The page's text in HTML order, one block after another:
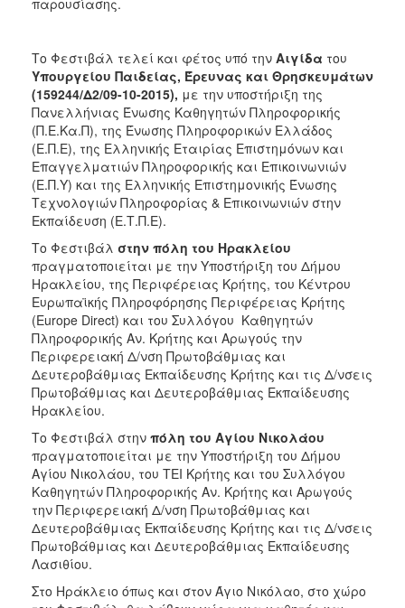
Το Φεστιβάλ τελεί και φέτος υπό την Αιγίδα του
Υπουργείου Παιδείας, Έρευνας και Θρησκευμάτων
(159244/Δ2/09-10-2015), με την υποστήριξη της
Πανελλήνιας Ένωσης Καθηγητών Πληροφορικής
(Π.Ε.Κα.Π), της Ένωσης Πληροφορικών Ελλάδος
(Ε.Π.Ε), της Ελληνικής Εταιρίας Επιστημόνων και
Επαγγελματιών Πληροφορικής και Επικοινωνιών
(Ε.Π.Υ) και της Ελληνικής Επιστημονικής Ένωσης
Τεχνολογιών Πληροφορίας & Επικοινωνιών στην
Εκπαίδευση (Ε.Τ.Π.Ε).
Το Φεστιβάλ στην πόλη του Ηρακλείου
πραγματοποιείται με την Υποστήριξη του Δήμου
Ηρακλείου, της Περιφέρειας Κρήτης, του Κέντρου
Ευρωπαϊκής Πληροφόρησης Περιφέρειας Κρήτης
(Europe Direct) και του Συλλόγου Καθηγητών
Πληροφορικής Αν. Κρήτης και Αρωγούς την
Περιφερειακή Δ/νση Πρωτοβάθμιας και
Δευτεροβάθμιας Εκπαίδευσης Κρήτης και τις Δ/νσεις
Πρωτοβάθμιας και Δευτεροβάθμιας Εκπαίδευσης
Ηρακλείου.
Το Φεστιβάλ στην πόλη του Αγίου Νικολάου
πραγματοποιείται με την Υποστήριξη του Δήμου
Αγίου Νικολάου, του ΤΕΙ Κρήτης και του Συλλόγου
Καθηγητών Πληροφορικής Αν. Κρήτης και Αρωγούς
την Περιφερειακή Δ/νση Πρωτοβάθμιας και
Δευτεροβάθμιας Εκπαίδευσης Κρήτης και τις Δ/νσεις
Πρωτοβάθμιας και Δευτεροβάθμιας Εκπαίδευσης
Λασιθίου.
Στο Ηράκλειο όπως και στον Άγιο Νικόλαο, στο χώρο